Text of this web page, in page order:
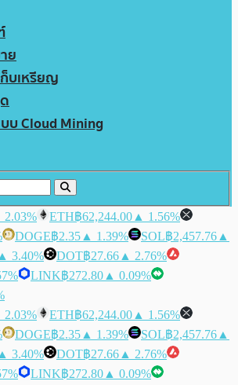
ย
ก็บเหรียญ
บ Cloud Mining
2.03% ETH฿62,244.00 ▲ 1.56%
DOGE฿2.35 ▲ 1.39% SOL฿2,457.76 ▲
▲ 3.40% DOT฿27.66 ▲ 2.76%
LINK฿272.80 ▲ 0.09%
2.03% ETH฿62,244.00 ▲ 1.56%
DOGE฿2.35 ▲ 1.39% SOL฿2,457.76 ▲
▲ 3.40% DOT฿27.66 ▲ 2.76%
LINK฿272.80 ▲ 0.09%